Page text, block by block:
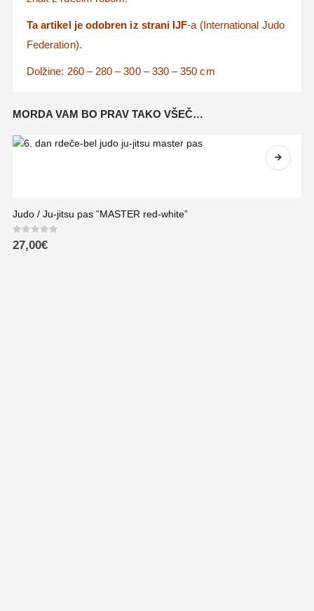
Ta artikel je odobren iz strani IJF-a (International Judo
Federation).
Dolžine: 260 – 280 – 300 – 330 – 350 cm
MORDA VAM BO PRAV TAKO VŠEČ…
Judo / Ju-jitsu pas ”MASTER red-white”
0out of 5
27,00€